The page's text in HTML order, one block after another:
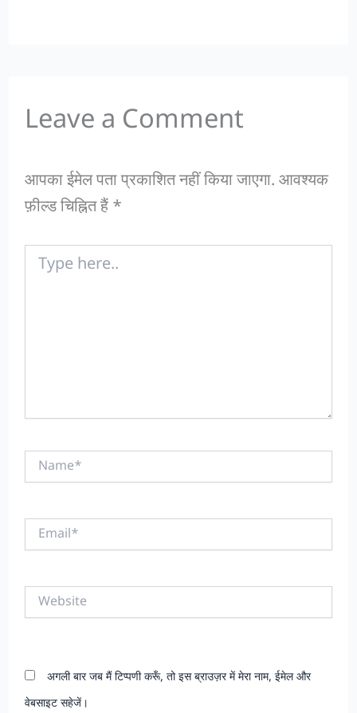
Leave a Comment
आपका ईमेल पता प्रकाशित नहीं किया जाएगा. आवश्यक
फ़ील्ड चिह्नित हैं *
here..
Name*
Email*
Website
अगली बार जब मैं टिप्पणी करूँ, तो इस ब्राउज़र में मेरा नाम, ईमेल और
वेबसाइट सहेजें।